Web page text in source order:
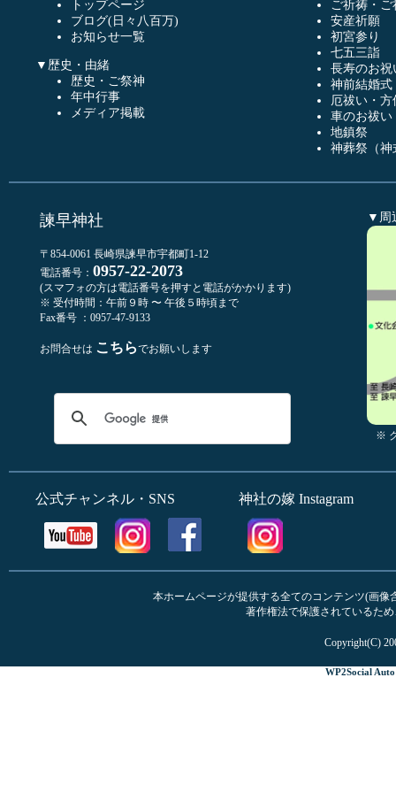
トップページ
ブログ(日々八百万)
お知らせ一覧
▼歴史・由緒
歴史・ご祭神
年中行事
メディア掲載
ご祈祷・
安産祈願
初宮参り
七五三詣
長寿のお祝
神前結婚式
厄祓い・方
車のお祓い
地鎮祭
神葬祭（神
諫早神社
〒854-0061 長崎県諫早市宇都町1-12
電話番号： 0957-22-2073
(スマフォの方は電話番号を押すと電話がかかります)
※ 受付時間：午前９時 〜 午後５時頃まで
Fax番号 ：0957-47-9133
お問合せは こちらでお願いします
▼周
※
公式チャンネル・SNS 神社の嫁 Instagram
本ホームページが提供する全てのコンテンツ(画
著作権法で保護されているた
Copyright(C)
WP2Social